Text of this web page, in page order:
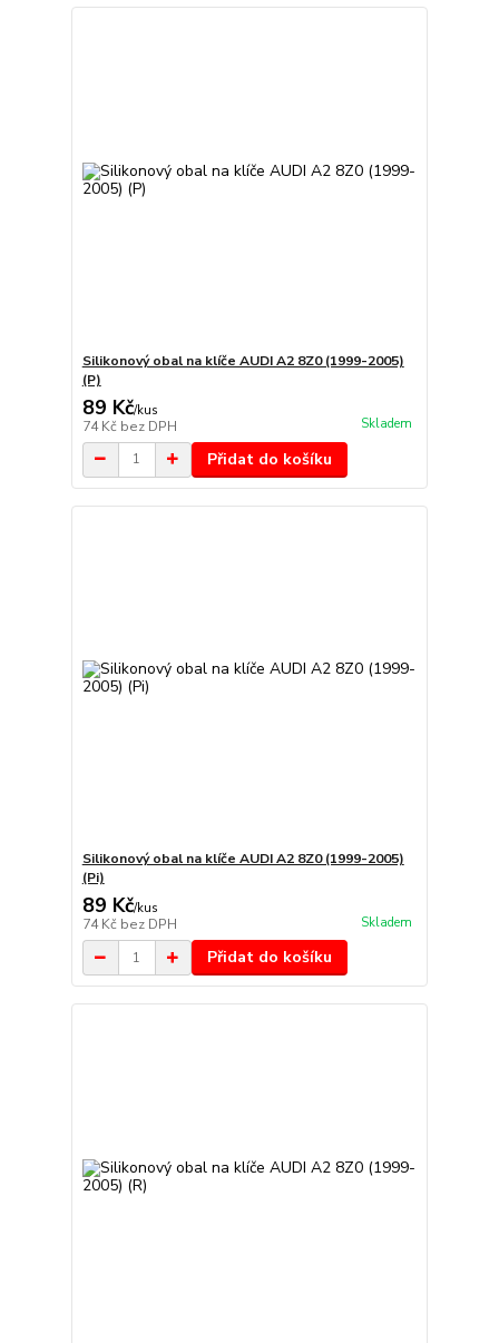
Silikonový obal na klíče AUDI A2 8Z0 (1999-2005)
(P)
89 Kč/kus
74 Kč bez DPH Skladem
Přidat do košíku
Silikonový obal na klíče AUDI A2 8Z0 (1999-2005)
(Pi)
89 Kč/kus
74 Kč bez DPH Skladem
Přidat do košíku